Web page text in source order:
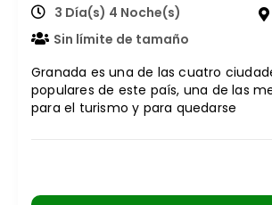
3 Día(s) 4 Noche(s)
Sin límite de tamaño
Granada es una de las cuatro
populares de este país, una de las
para el turismo y para quedarse